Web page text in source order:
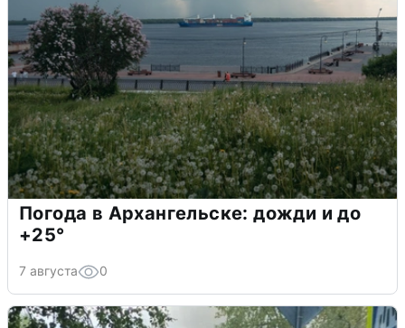
Погода в Архангельске: дожди и до
+25°
7 августа 0